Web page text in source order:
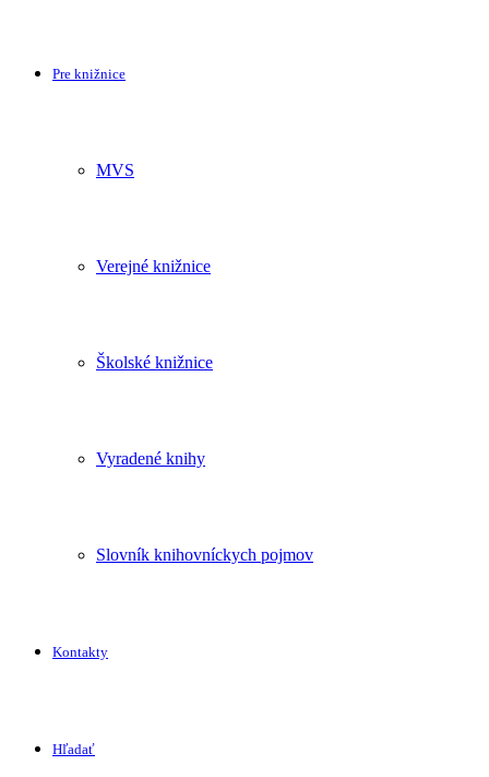
Pre knižnice
MVS
Verejné knižnice
Školské knižnice
Vyradené knihy
Slovník knihovníckych pojmov
Kontakty
Hľadať